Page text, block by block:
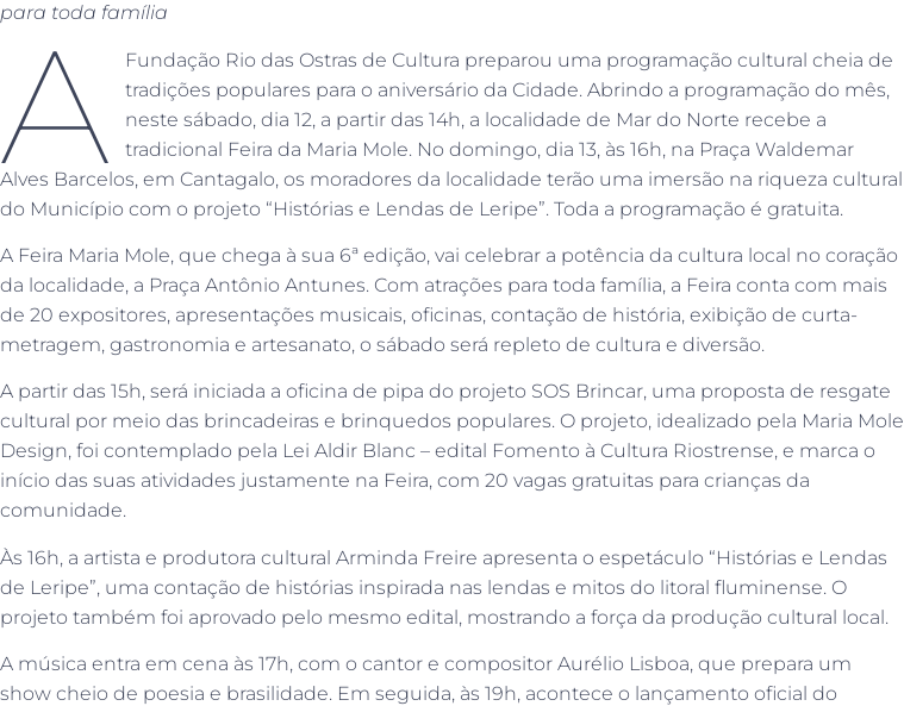
para toda família
A
Fundação Rio das Ostras de Cultura preparou uma programação cultural cheia de
tradições populares para o aniversário da Cidade. Abrindo a programação do mês,
neste sábado, dia 12, a partir das 14h, a localidade de Mar do Norte recebe a
tradicional Feira da Maria Mole. No domingo, dia 13, às 16h, na Praça Waldemar
Alves Barcelos, em Cantagalo, os moradores da localidade terão uma imersão na riqueza cultural
do Município com o projeto “Histórias e Lendas de Leripe”. Toda a programação é gratuita.
A Feira Maria Mole, que chega à sua 6ª edição, vai celebrar a potência da cultura local no coração
da localidade, a Praça Antônio Antunes. Com atrações para toda família, a Feira conta com mais
de 20 expositores, apresentações musicais, oficinas, contação de história, exibição de curta-
metragem, gastronomia e artesanato, o sábado será repleto de cultura e diversão.
A partir das 15h, será iniciada a oficina de pipa do projeto SOS Brincar, uma proposta de resgate
cultural por meio das brincadeiras e brinquedos populares. O projeto, idealizado pela Maria Mole
Design, foi contemplado pela Lei Aldir Blanc – edital Fomento à Cultura Riostrense, e marca o
início das suas atividades justamente na Feira, com 20 vagas gratuitas para crianças da
comunidade.
Às 16h, a artista e produtora cultural Arminda Freire apresenta o espetáculo “Histórias e Lendas
de Leripe”, uma contação de histórias inspirada nas lendas e mitos do litoral fluminense. O
projeto também foi aprovado pelo mesmo edital, mostrando a força da produção cultural local.
A música entra em cena às 17h, com o cantor e compositor Aurélio Lisboa, que prepara um
show cheio de poesia e brasilidade. Em seguida, às 19h, acontece o lançamento oficial do